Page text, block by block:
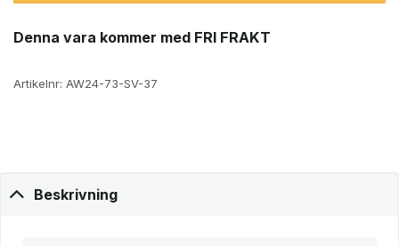
Denna vara kommer med FRI FRAKT
Artikelnr: AW24-73-SV-37
Beskrivning